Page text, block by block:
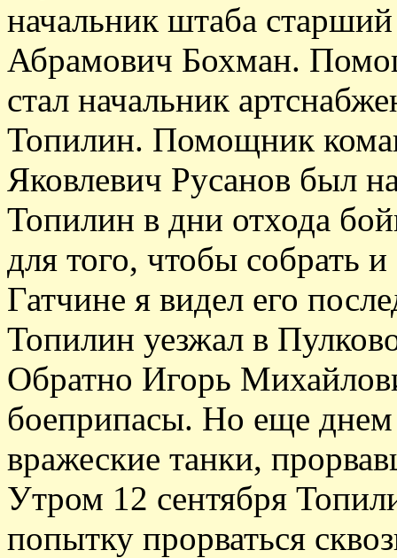
начальник штаба
Абрамович Бохман.
стал начальник
Топилин. Помощник
Яковлевич Русанов был
Топилин в дни отхода
для того, чтобы собрать
Гатчине я видел его
Топилин уезжал в
Обратно Игорь
боеприпасы. Но еще
вражеские танки,
Утром 12 сентября
попытку прорваться